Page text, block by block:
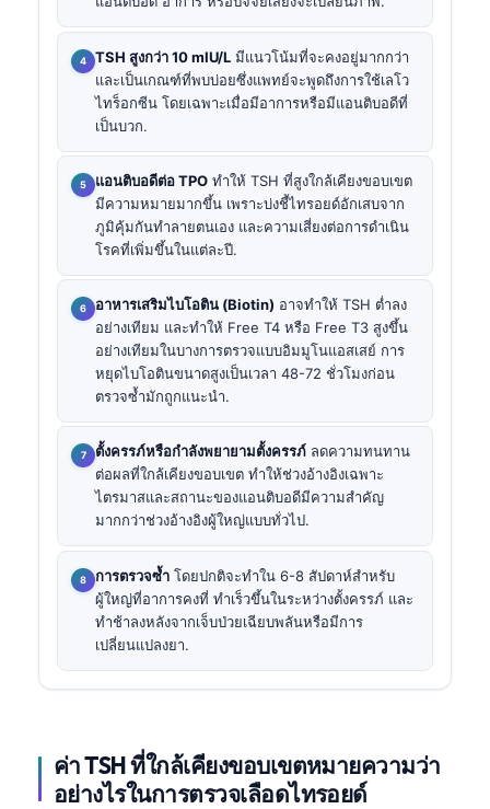
TSH สูงกว่า 10 mIU/L มีแนวโน้มที่จะคงอยู่มากกว่า
และเป็นเกณฑ์ที่พบบ่อยซึ่งแพทย์จะพูดถึงการใช้เลโว
ไทร็อกซีน โดยเฉพาะเมื่อมีอาการหรือมีแอนติบอดีที่
เป็นบวก.
แอนติบอดีต่อ TPO ทำให้ TSH ที่สูงใกล้เคียงขอบเขต
มีความหมายมากขึ้น เพราะบ่งชี้ไทรอยด์อักเสบจาก
ภูมิคุ้มกันทำลายตนเอง และความเสี่ยงต่อการดำเนิน
โรคที่เพิ่มขึ้นในแต่ละปี.
อาหารเสริมไบโอติน (Biotin) อาจทำให้ TSH ต่ำลง
อย่างเทียม และทำให้ Free T4 หรือ Free T3 สูงขึ้น
อย่างเทียมในบางการตรวจแบบอิมมูโนแอสเสย์ การ
หยุดไบโอตินขนาดสูงเป็นเวลา 48-72 ชั่วโมงก่อน
ตรวจซ้ำมักถูกแนะนำ.
ตั้งครรภ์หรือกำลังพยายามตั้งครรภ์ ลดความทนทาน
ต่อผลที่ใกล้เคียงขอบเขต ทำให้ช่วงอ้างอิงเฉพาะ
ไตรมาสและสถานะของแอนติบอดีมีความสำคัญ
มากกว่าช่วงอ้างอิงผู้ใหญ่แบบทั่วไป.
การตรวจซ้ำ โดยปกติจะทำใน 6-8 สัปดาห์สำหรับ
ผู้ใหญ่ที่อาการคงที่ ทำเร็วขึ้นในระหว่างตั้งครรภ์ และ
ทำช้าลงหลังจากเจ็บป่วยเฉียบพลันหรือมีการ
เปลี่ยนแปลงยา.
ค่า TSH ที่ใกล้เคียงขอบเขตหมายความว่า
อย่างไรในการตรวจเลือดไทรอยด์